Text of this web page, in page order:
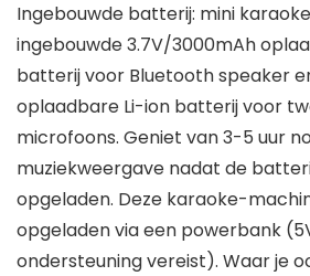
Ingebouwde batterij: mini
ingebouwde 3.7V/3000mAh
batterij voor Bluetooth speaker
oplaadbare Li-ion batterij voor
microfoons. Geniet van 3-5 uur
muziekweergave nadat de
opgeladen. Deze karaoke-
opgeladen via een powerbank
ondersteuning vereist). Waar je